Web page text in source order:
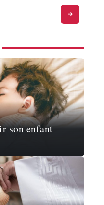
son enfant